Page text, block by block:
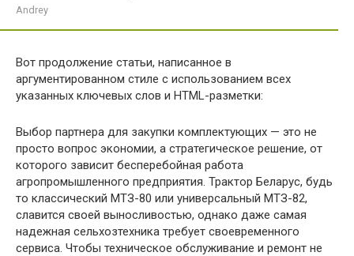
Andrey
Вот продолжение статьи, написанное в
аргументированном стиле с использованием всех
указанных ключевых слов и HTML-разметки:
Выбор партнера для закупки комплектующих — это не
просто вопрос экономии, а стратегическое решение, от
которого зависит бесперебойная работа
агропромышленного предприятия. Трактор Беларус, будь
то классический МТЗ-80 или универсальный МТЗ-82,
славится своей выносливостью, однако даже самая
надежная сельхозтехника требует своевременного
сервиса. Чтобы техническое обслуживание и ремонт не